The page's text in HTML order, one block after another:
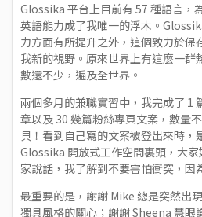
Glossika 平台上目前有 57 種語言，
英語能力成了我唯一的浮木。
力方面有所提升之外，這個致力於保
我新的視野。原來世界上有這麼一群
數還不少，遍及全世界。
兩個多月的兼職實習中，我完成了 1
章以及 30 幾篇粉絲專頁文案，數量
貝！看到自己寫的文案被登出來時，
Glossika 開放式工作空間裏頭，大
家說話，我了解到不要害怕衝突，因
最重要的是，謝謝 Mike 總是突然出
獨具風格的關心；謝謝 Sheena 慧眼